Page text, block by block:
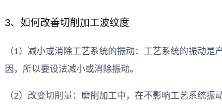
3、如何改善切削加工波纹度
（1）减小或消除工艺系统的振动：工艺系统的振动是
因，所以要设法减小或消除振动。
（2）改变切削量：磨削加工中，在不影响工艺系统振